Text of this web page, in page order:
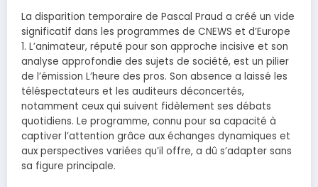
La disparition temporaire de Pascal Praud a créé un vide
significatif dans les programmes de CNEWS et d’Europe
1. L’animateur, réputé pour son approche incisive et son
analyse approfondie des sujets de société, est un pilier
de l’émission L’heure des pros. Son absence a laissé les
téléspectateurs et les auditeurs déconcertés,
notamment ceux qui suivent fidèlement ses débats
quotidiens. Le programme, connu pour sa capacité à
captiver l’attention grâce aux échanges dynamiques et
aux perspectives variées qu’il offre, a dû s’adapter sans
sa figure principale.